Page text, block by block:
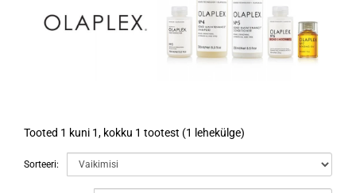
Tooted 1 kuni 1, kokku 1 tootest (1 lehekülge)
Sorteeri: